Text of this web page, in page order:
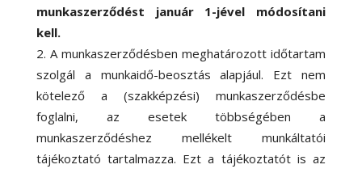
munkaszerződést január 1-jével módosítani
kell.
A munkaszerződésben meghatározott időtartam
szolgál a munkaidő-beosztás alapjául. Ezt nem
kötelező a (szakképzési) munkaszerződésbe
foglalni, az esetek többségében a
munkaszerződéshez mellékelt munkáltatói
tájékoztató tartalmazza. Ezt a tájékoztatót is az